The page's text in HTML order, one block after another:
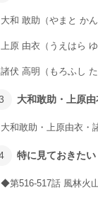
大和 敢助（やまと かん
上原 由衣（うえはら ゆ
諸伏 高明（もろふし た
大和敢助・上原
大和敢助・上原由衣・
特に見ておきた
◆第516-517話 風林火